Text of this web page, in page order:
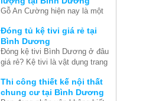
Gỗ An Cường hiện nay là một
nhiều công ty sản xuất, thiết kế
và thi công nội thất lựa chọn để
tạo ra những sản phẩm chất
lượng, mang đến cho khách
Đóng tủ kệ tivi giá rẻ tại
Bình Dương
Đóng kệ tivi Bình Dương ở đâu
giá rẻ? Kệ tivi là vật dụng trang
khách. Kệ tivi góp phần làm
không gian phòng khách thêm
Thi công thiết kế nội thất
chung cư tại Bình Dương